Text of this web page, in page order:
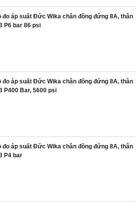
đo áp suất Đức Wika chân đồng đứng 8A, thân
P6 bar 86 psi
đo áp suất Đức Wika chân đồng đứng 8A, thân
P400 Bar, 5600 psi
đo áp suất Đức Wika chân đồng đứng 8A, thân
P4 bar